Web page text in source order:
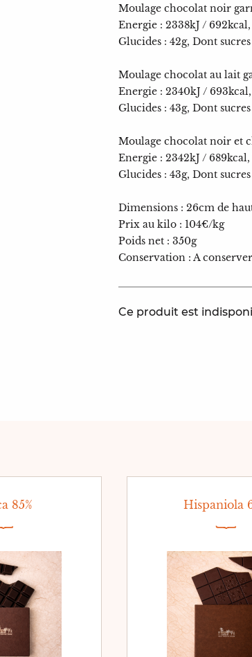
Moulage chocolat noir
Energie : 2338kJ / 692kcal,
Glucides : 42g, Dont
Moulage chocolat au lait
Energie : 2340kJ / 693kcal,
Glucides : 43g, Dont
Moulage chocolat noir et
Energie : 2342kJ / 689kcal,
Glucides : 43g, Dont
Dimensions : 26cm de
Prix au kilo : 104€/kg
Poids net : 350g
Conservation : A conserver
Ce produit est
85% Hispaniola